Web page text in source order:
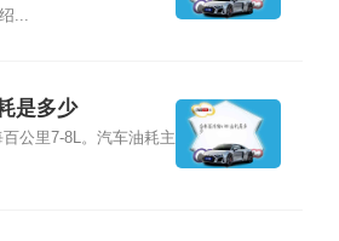
...
是多少
公里7-8L。汽车油耗主